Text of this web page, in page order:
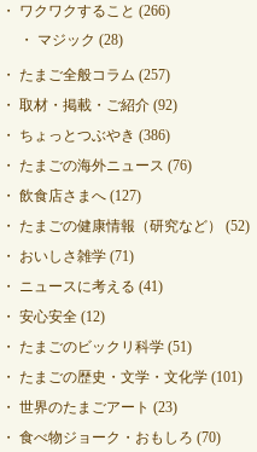
ワクワクすること (266)
マジック (28)
たまご全般コラム (257)
取材・掲載・ご紹介 (92)
ちょっとつぶやき (386)
たまごの海外ニュース (76)
飲食店さまへ (127)
たまごの健康情報（研究など）
(52)
おいしさ雑学 (71)
ニュースに考える (41)
安心安全 (12)
たまごのビックリ科学 (51)
たまごの歴史・文学・文化学 (101)
世界のたまごアート (23)
食べ物ジョーク・おもしろ (70)